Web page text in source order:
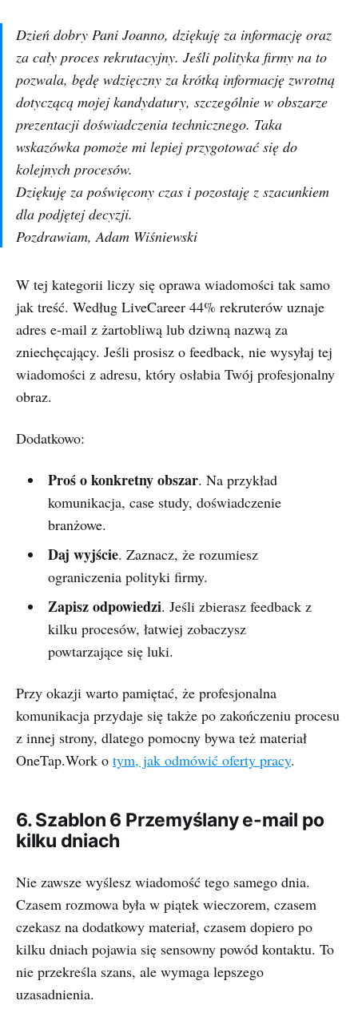
Dzień dobry Pani Joanno, dziękuję za informację oraz
za cały proces rekrutacyjny. Jeśli polityka firmy na to
pozwala, będę wdzięczny za krótką informację zwrotną
dotyczącą mojej kandydatury, szczególnie w obszarze
prezentacji doświadczenia technicznego. Taka
wskazówka pomoże mi lepiej przygotować się do
kolejnych procesów.
Dziękuję za poświęcony czas i pozostaję z szacunkiem
dla podjętej decyzji.
Pozdrawiam, Adam Wiśniewski
W tej kategorii liczy się oprawa wiadomości tak samo
jak treść. Według LiveCareer 44% rekruterów uznaje
adres e-mail z żartobliwą lub dziwną nazwą za
zniechęcający. Jeśli prosisz o feedback, nie wysyłaj tej
wiadomości z adresu, który osłabia Twój profesjonalny
obraz.
Dodatkowo:
Proś o konkretny obszar. Na przykład
komunikacja, case study, doświadczenie
branżowe.
Daj wyjście. Zaznacz, że rozumiesz
ograniczenia polityki firmy.
Zapisz odpowiedzi. Jeśli zbierasz feedback z
kilku procesów, łatwiej zobaczysz
powtarzające się luki.
Przy okazji warto pamiętać, że profesjonalna
komunikacja przydaje się także po zakończeniu procesu
z innej strony, dlatego pomocny bywa też materiał
OneTap.Work o tym, jak odmówić oferty pracy.
6. Szablon 6 Przemyślany e-mail po
kilku dniach
Nie zawsze wyślesz wiadomość tego samego dnia.
Czasem rozmowa była w piątek wieczorem, czasem
czekasz na dodatkowy materiał, czasem dopiero po
kilku dniach pojawia się sensowny powód kontaktu. To
nie przekreśla szans, ale wymaga lepszego
uzasadnienia.